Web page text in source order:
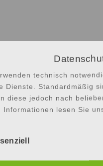
technisch
Dienste. Standardmäßig
diese jedoch nach
Informationen lesen Sie